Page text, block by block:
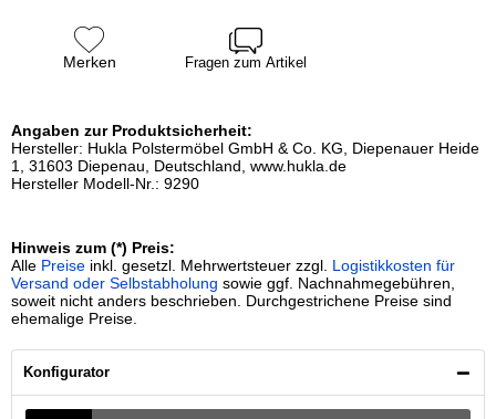
Merken Fragen zum Artikel
Angaben zur Produktsicherheit:
Hersteller: Hukla Polstermöbel GmbH & Co. KG, Diepenauer Heide
1, 31603 Diepenau, Deutschland, www.hukla.de
Hersteller Modell-Nr.: 9290
Hinweis zum (*) Preis:
Alle Preise inkl. gesetzl. Mehrwertsteuer zzgl. Logistikkosten für
Versand oder Selbstabholung sowie ggf. Nachnahmegebühren,
soweit nicht anders beschrieben. Durchgestrichene Preise sind
ehemalige Preise.
Konfigurator